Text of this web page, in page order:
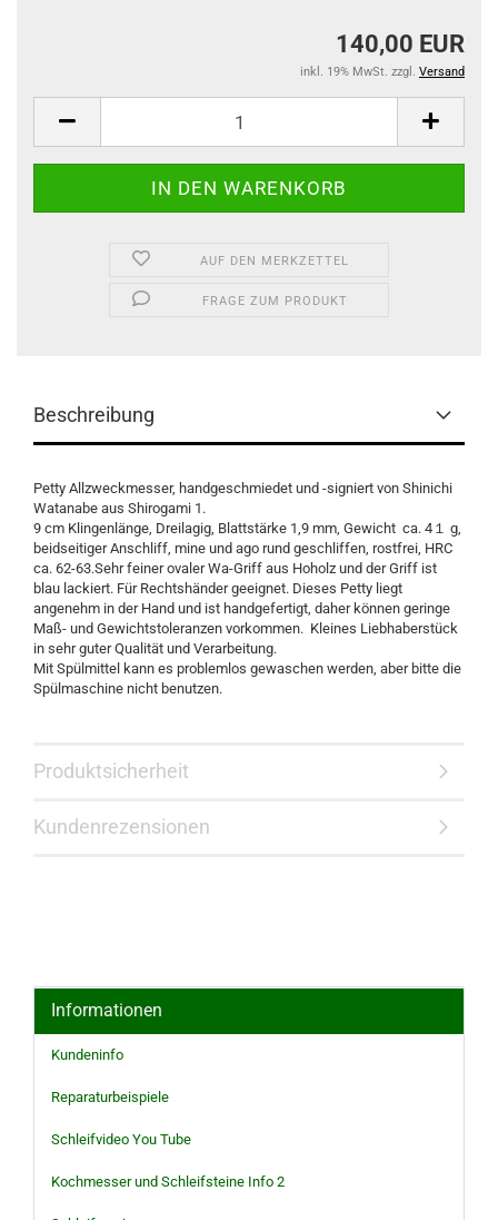
140,00 EUR
inkl. 19% MwSt. zzgl. Versand
AUF DEN MERKZETTEL
FRAGE ZUM PRODUKT
Beschreibung
Petty Allzweckmesser, handgeschmiedet und -signiert von Shinichi
Watanabe aus Shirogami 1.
9 cm Klingenlänge, Dreilagig, Blattstärke 1,9 mm, Gewicht ca. 4１ g,
beidseitiger Anschliff, mine und ago rund geschliffen, rostfrei, HRC
ca. 62-63.Sehr feiner ovaler Wa-Griff aus Hoholz und der Griff ist
blau lackiert. Für Rechtshänder geeignet. Dieses Petty liegt
angenehm in der Hand und ist handgefertigt, daher können geringe
Maß- und Gewichtstoleranzen vorkommen. Kleines Liebhaberstück
in sehr guter Qualität und Verarbeitung.
Mit Spülmittel kann es problemlos gewaschen werden, aber bitte die
Spülmaschine nicht benutzen.
Produktsicherheit
Kundenrezensionen
Informationen
Kundeninfo
Reparaturbeispiele
Schleifvideo You Tube
Kochmesser und Schleifsteine Info 2